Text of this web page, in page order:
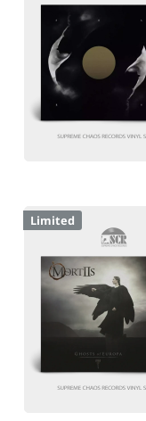
Preis:
Preis:
Limited